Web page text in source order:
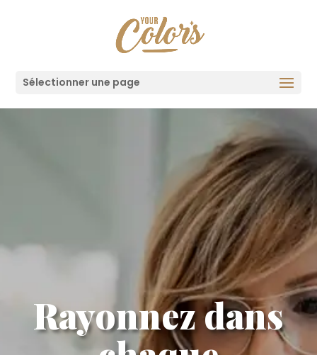
Sélectionner une page
Rayonnez dans